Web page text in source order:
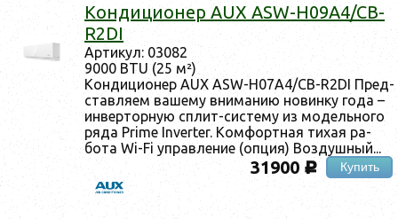
Кон­ди­ци­онер AUX ASW-H09A4/CB-
R2DI
Ар­ти­кул: 03082
9000 BTU (25 м²)
Кон­ди­ци­онер AUX ASW-H07A4/CB-R2DI Пред­
став­ля­ем ва­шему вни­манию но­вин­ку го­да –
ин­вертор­ную сплит-сис­те­му из мо­дель­но­го
ря­да Prime Inverter. Ком­фор­тная ти­хая ра­
бота Wi-Fi уп­равле­ние (оп­ция) Воз­душный...
31900 c Купить